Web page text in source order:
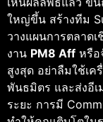
ใหญ่ขึ้น สร้างทีม
วางแผนการตลาด
งาน PM8 Aff หรือ
สูงสุด อย่าลืมใช้เค
พันธมิตร และส่งอีเ
ระยะ การมี